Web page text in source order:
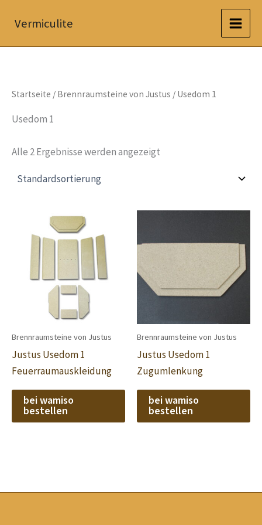
InhaltVermiculite
Startseite / Brennraumsteine von Justus / Usedom 1
Usedom 1
Alle 2 Ergebnisse werden angezeigt
Brennraumsteine von Justus
Justus Usedom 1
Feuerraumauskleidung
bei wamiso
bestellen
Brennraumsteine von Justus
Justus Usedom 1
Zugumlenkung
bei wamiso
bestellen